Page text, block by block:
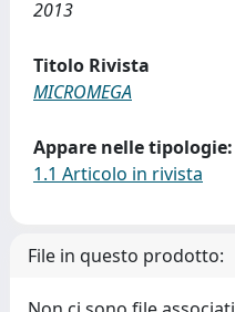
2013
Titolo Rivista
MICROMEGA
Appare nelle tipologie:
1.1 Articolo in rivista
File in questo prodotto: